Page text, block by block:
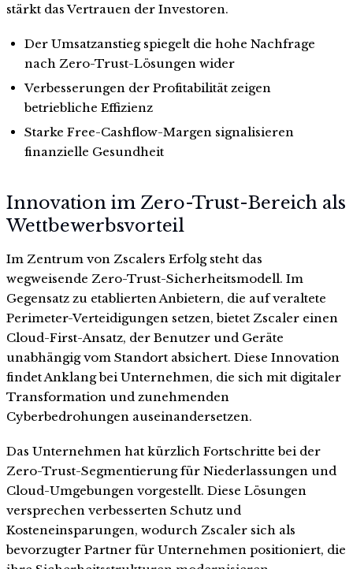
stärkt das Vertrauen der Investoren.
Der Umsatzanstieg spiegelt die hohe Nachfrage
nach Zero-Trust-Lösungen wider
Verbesserungen der Profitabilität zeigen
betriebliche Effizienz
Starke Free-Cashflow-Margen signalisieren
finanzielle Gesundheit
Innovation im Zero-Trust-Bereich als
Wettbewerbsvorteil
Im Zentrum von Zscalers Erfolg steht das
wegweisende Zero-Trust-Sicherheitsmodell. Im
Gegensatz zu etablierten Anbietern, die auf veraltete
Perimeter-Verteidigungen setzen, bietet Zscaler einen
Cloud-First-Ansatz, der Benutzer und Geräte
unabhängig vom Standort absichert. Diese Innovation
findet Anklang bei Unternehmen, die sich mit digitaler
Transformation und zunehmenden
Cyberbedrohungen auseinandersetzen.
Das Unternehmen hat kürzlich Fortschritte bei der
Zero-Trust-Segmentierung für Niederlassungen und
Cloud-Umgebungen vorgestellt. Diese Lösungen
versprechen verbesserten Schutz und
Kosteneinsparungen, wodurch Zscaler sich als
bevorzugter Partner für Unternehmen positioniert, die